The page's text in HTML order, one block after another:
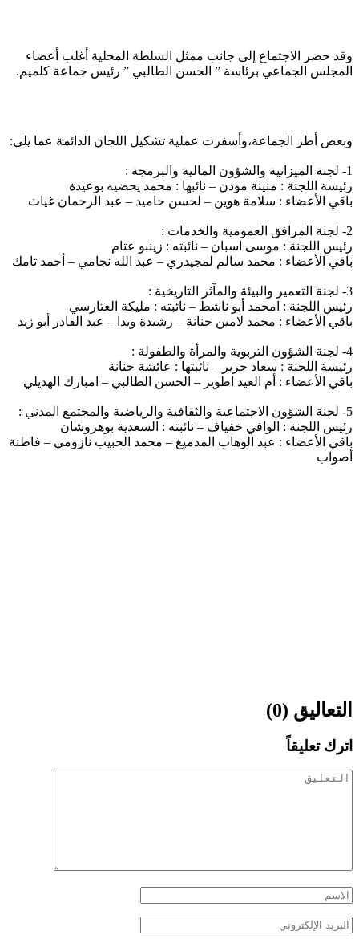
وقد حضر الاجتماع إلى جانب ممثل السلطة المحلية أغلب أعضاء
المجلس الجماعي برئاسة ” الحسن الطالبي ” رئيس جماعة كلميم.
وبعض أطر الجماعة،وأسفرت عملية تشكيل اللجان الدائمة عما يلي:
1- لجنة الميزانية والشؤون المالية والبرمجة :
رئيسة اللجنة : منينة مودن – نائبها : محمد يحضيه بوعيدة
باقي الأعضاء : سلامة هوين – لحسن حاميد – عبد الرحمان غياث
2- لجنة المرافق العمومية والخدمات :
رئيس اللجنة : موسى اسبان – نائبته : زينبو عتام
باقي الأعضاء : محمد سالم لمجيدري – عبد الله نجامي – أحمد تامك
3- لجنة التعمير والبيئة والمآثر التاريخية :
رئيس اللجنة : امحمد أبو ناشط – نائبته : مليكة العتارسي
باقي الأعضاء : محمد لامين حنانة – رشيدة ويدا – عبد القادر أبو زيد
4- لجنة الشؤون التربوية والمرأة والطفولة :
رئيسة اللجنة : سعاد جرير – نائبتها : عائشة حنانة
باقي الأعضاء : أم العيد اطوير – الحسن الطالبي – امبارك الهديلي
5- لجنة الشؤون الاجتماعية والثقافية والرياضية والمجتمع المدني :
رئيس اللجنة : الوافي خفياف – نائبته : السعدية بوهروشان
باقي الأعضاء : عبد الوهاب المدميغ – محمد الحبيب نازومي – فاطنة
أصواب
التعاليق (0)
اترك تعليقاً